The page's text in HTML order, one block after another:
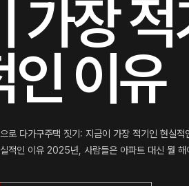
가장
이유
로 다가구주택 짓기: 지금이 가장 적기인 현실
적인 이유 2025년, 사람들은 아파트 대신 뭘